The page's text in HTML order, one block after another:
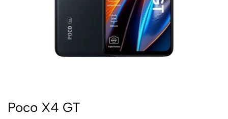
Poco X4 GT